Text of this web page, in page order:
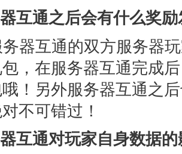
互通之后会有什么奖
器互通的双方服务器
，在服务器互通完成
！另外服务器互通之
不可错过！
互通对玩家自身数据